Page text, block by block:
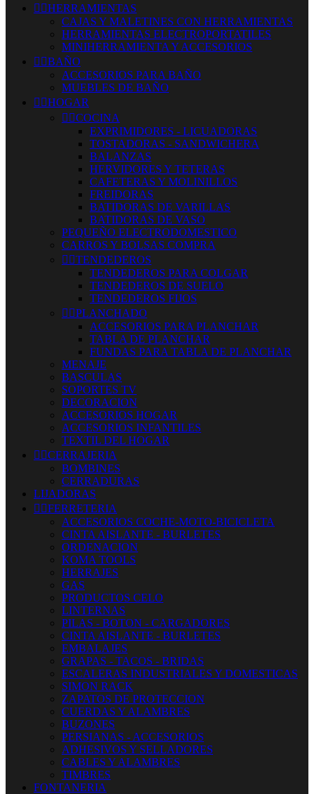
 HERRAMIENTAS
CAJAS Y MALETINES CON HERRAMIENTAS
HERRAMIENTAS ELECTROPORTATILES
MINIHERRAMIENTA Y ACCESORIOS
 BAÑO
ACCESORIOS PARA BAÑO
MUEBLES DE BAÑO
 HOGAR
 COCINA
EXPRIMIDORES - LICUADORAS
TOSTADORAS - SANDWICHERA
BALANZAS
HERVIDORES Y TETERAS
CAFETERAS Y MOLINILLOS
FREIDORAS
BATIDORAS DE VARILLAS
BATIDORAS DE VASO
PEQUEÑO ELECTRODOMESTICO
CARROS Y BOLSAS COMPRA
 TENDEDEROS
TENDEDEROS PARA COLGAR
TENDEDEROS DE SUELO
TENDEDEROS FIJOS
 PLANCHADO
ACCESORIOS PARA PLANCHAR
TABLA DE PLANCHAR
FUNDAS PARA TABLA DE PLANCHAR
MENAJE
BASCULAS
SOPORTES TV
DECORACION
ACCESORIOS HOGAR
ACCESORIOS INFANTILES
TEXTIL DEL HOGAR
 CERRAJERIA
BOMBINES
CERRADURAS
LIJADORAS
 FERRETERIA
ACCESORIOS COCHE-MOTO-BICICLETA
CINTA AISLANTE - BURLETES
ORDENACION
KOMA TOOLS
HERRAJES
GAS
PRODUCTOS CELO
LINTERNAS
PILAS - BOTON - CARGADORES
CINTA AISLANTE - BURLETES
EMBALAJES
GRAPAS - TACOS - BRIDAS
ESCALERAS INDUSTRIALES Y DOMESTICAS
SIMON RACK
ZAPATOS DE PROTECCION
CUERDAS Y ALAMBRES
BUZONES
PERSIANAS - ACCESORIOS
ADHESIVOS Y SELLADORES
CABLES Y ALAMBRES
TIMBRES
FONTANERIA